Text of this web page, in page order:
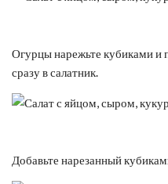
Огурцы нарежьте кубиками и
сразу в салатник.
Добавьте нарезанный